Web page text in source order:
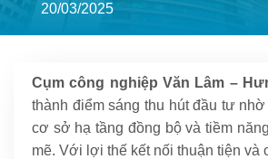
20/03/2025
Cụm công nghiệp Văn Lâm –
thành điểm sáng thu hút đầu tư
cơ sở hạ tầng đồng bộ và tiềm
mẽ. Với lợi thế kết nối thuận tiện và